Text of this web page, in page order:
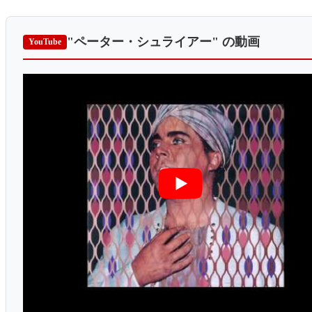
YouTube "ペーター・シュライアー" の動画